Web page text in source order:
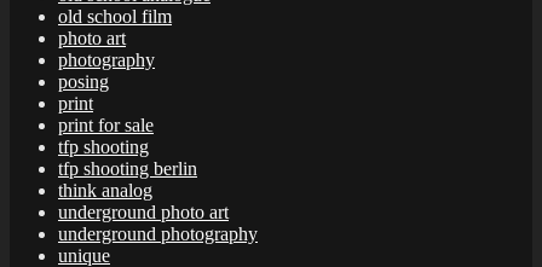
old school film
photo art
photography
posing
print
print for sale
tfp shooting
tfp shooting berlin
think analog
underground photo art
underground photography
unique